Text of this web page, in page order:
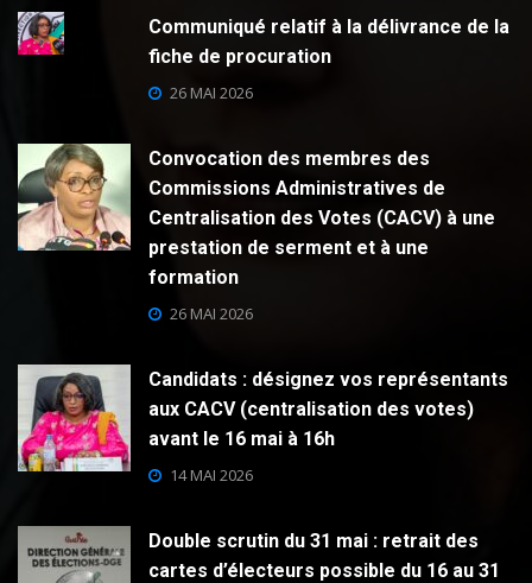
Communiqué relatif à la délivrance de la
fiche de procuration
26 MAI 2026
Convocation des membres des
Commissions Administratives de
Centralisation des Votes (CACV) à une
prestation de serment et à une
formation
26 MAI 2026
Candidats : désignez vos représentants
aux CACV (centralisation des votes)
avant le 16 mai à 16h
14 MAI 2026
Double scrutin du 31 mai : retrait des
cartes d’électeurs possible du 16 au 31